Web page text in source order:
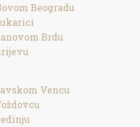
Beogradu
Brdu
Vencu